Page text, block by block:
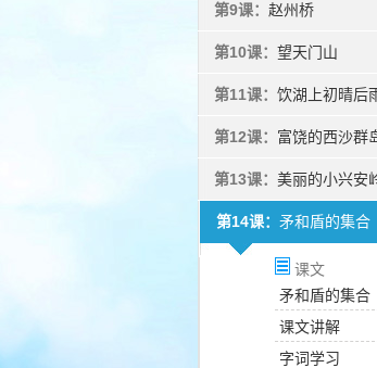
第9课： 赵州桥
第10课： 望天门山
第11课： 饮湖上初晴后
第12课： 富饶的西沙群
第13课： 美丽的小兴安
第14课： 矛和盾的集合
课文
矛和盾的集合
课文讲解
字词学习